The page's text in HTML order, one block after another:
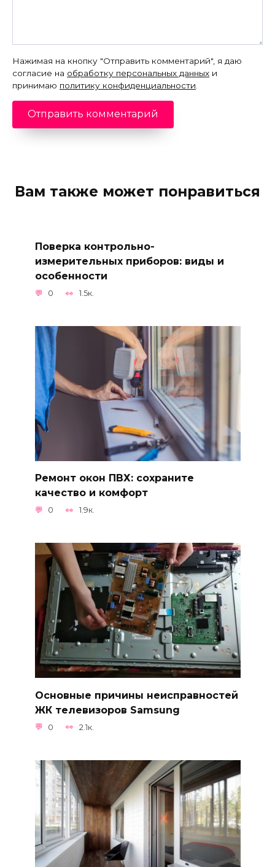
Нажимая на кнопку "Отправить комментарий", я даю
согласие на обработку персональных данных и
принимаю политику конфиденциальности
Вам также может понравиться
Поверка контрольно-
измерительных приборов: виды и
особенности
0 1.5к.
Ремонт окон ПВХ: сохраните
качество и комфорт
0 1.9к.
Основные причины неисправностей
ЖК телевизоров Samsung
0 2.1к.